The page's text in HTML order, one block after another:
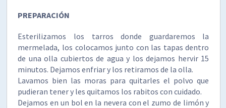
PREPARACIÓN
Esterilizamos los tarros donde guardaremos la
mermelada, los colocamos junto con las tapas dentro
de una olla cubiertos de agua y los dejamos hervir 15
minutos. Dejamos enfriar y los retiramos de la olla.
Lavamos bien las moras para quitarles el polvo que
pudieran tener y les quitamos los rabitos con cuidado.
Dejamos en un bol en la nevera con el zumo de limón y